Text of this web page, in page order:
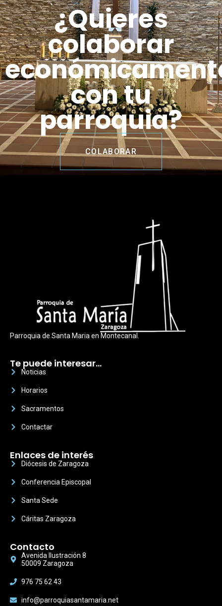
¿Quieres
colaborar
con tu
parroquia?
COLABORAR
Parroquia de Santa Maria en Montecanal.
Te puede interesar…
Noticias
Horarios
Sacramentos
Contactar
Enlaces de interés
Diócesis de Zaragoza
Conferencia Episcopal
Santa Sede
Cáritas Zaragoza
Contacto
Avenida Ilustración 8
50009 Zaragoza
976 75 62 43
info@parroquiasantamaria.net